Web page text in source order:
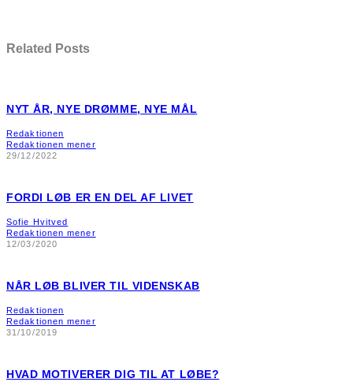
Related Posts
NYT ÅR, NYE DRØMME, NYE MÅL
Redaktionen
Redaktionen mener
29/12/2022
FORDI LØB ER EN DEL AF LIVET
Sofie Hvitved
Redaktionen mener
12/03/2020
NÅR LØB BLIVER TIL VIDENSKAB
Redaktionen
Redaktionen mener
31/10/2019
HVAD MOTIVERER DIG TIL AT LØBE?